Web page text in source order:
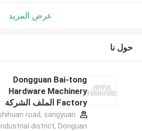
عرض المزيد
حول نا
Dongguan Bai-tong
Hardware Machinery
Factory الملف الشركة
المصنعة
road, sangyuan
district, Donguan